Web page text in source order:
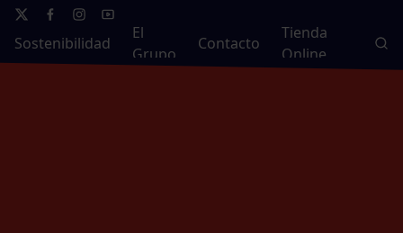
Sostenibilidad
El
Grupo
Contacto
Tienda
Online